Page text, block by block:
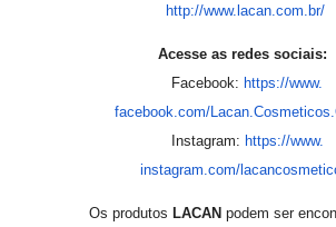
http://www.lacan.com.br/
Acesse as redes sociais:
Facebook: https://www.
facebook.com/Lacan.Cosmeticos.
Instagram: https://www.
instagram.com/
Os produtos LACAN podem ser